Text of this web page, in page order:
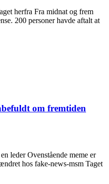
herfra Fra midnat og frem
200 personer havde aftalt at
om fremtiden
leder Ovenstående meme er
hos fake-news-msm Taget